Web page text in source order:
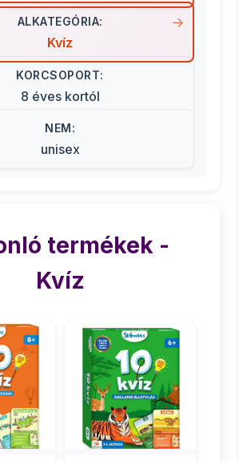
ALKATEGÓRIA:
Kvíz
KORCSOPORT:
8 éves kortól
NEM:
unisex
termékek -
Kvíz